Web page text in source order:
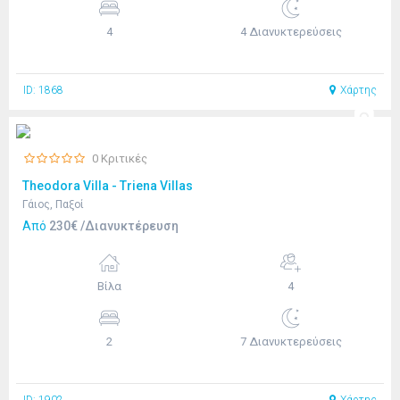
4 4 Διανυκτερεύσεις
ID: 1868 Χάρτης
0 Κριτικές
Theodora Villa - Triena Villas
Γάιος, Παξοί
Από 230€ /Διανυκτέρευση
Βίλα 4
2 7 Διανυκτερεύσεις